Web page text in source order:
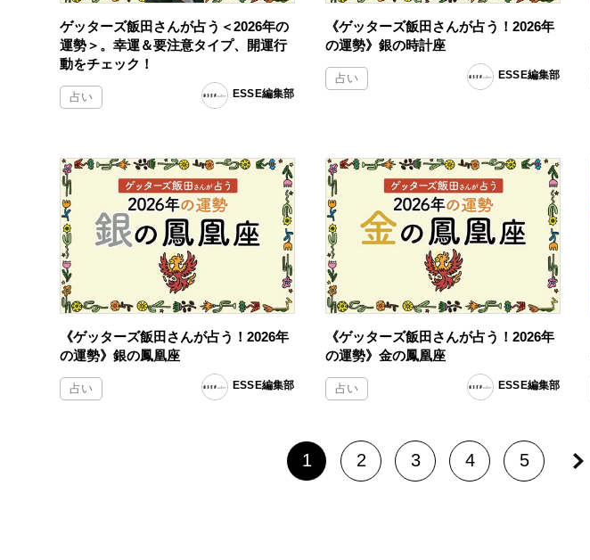
ゲッターズ飯田さんが占う＜2026年の
運勢＞。幸運＆要注意タイプ、開運行
動をチェック！
占い ESSE編集部
《ゲッターズ飯田さんが占う！2026年
の運勢》銀の時計座
占い ESSE編集部
《ゲッターズ飯田さんが占う！2026年
の運勢》銀の鳳凰座
占い ESSE編集部
《ゲッターズ飯田さんが占う！2026年
の運勢》金の鳳凰座
占い ESSE編集部
1 2 3 4 5